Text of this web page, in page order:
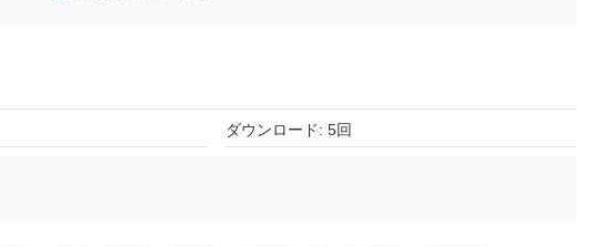
ダウンロード: 5回